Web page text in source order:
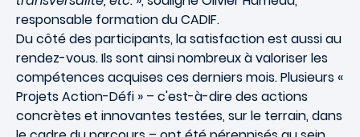
responsable formation du CADIF.
Du côté des participants, la satisfaction est aussi au
rendez-vous. Ils sont ainsi nombreux à valoriser les
compétences acquises ces derniers mois. Plusieurs «
Projets Action-Défi » – c'est-à-dire des actions
concrètes et innovantes testées, sur le terrain, dans